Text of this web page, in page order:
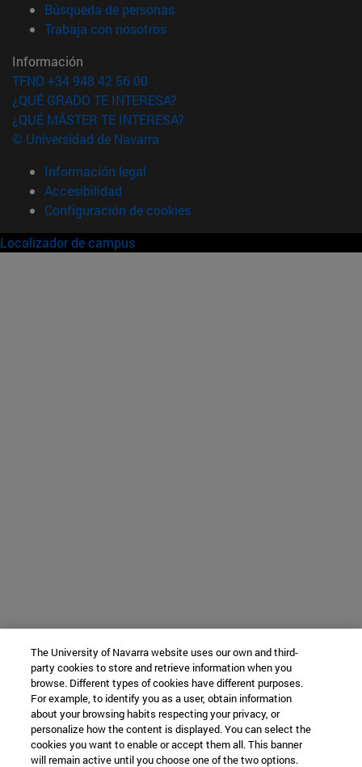
Búsqueda de personas(abre en nueva ventana)
Trabaja con nosotros(abre en nueva ventana)
Información
TFNO +34 948 42 56 00
¿QUÉ GRADO TE INTERESA?
¿QUÉ MÁSTER TE INTERESA?
© Universidad de Navarra
Información legal
Accesibilidad
Configuración de cookies
Localizador de campus
The University of Navarra website uses our own and third-
party cookies to store and retrieve information when you
browse. Different types of cookies have different purposes.
For example, to identify you as a user, obtain information
about your browsing habits respecting your privacy, or
personalize how the content is displayed. You can select the
cookies you want to enable or accept them all. This banner
will remain active until you choose one of the two options.